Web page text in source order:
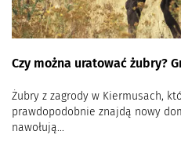
Czy można uratować żubry?
Żubry z zagrody w Kiermusach,
prawdopodobnie znajdą nowy
nawołują...